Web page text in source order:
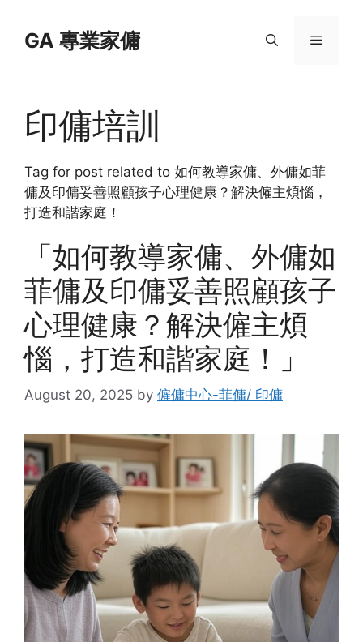
contentGA 專業家傭 Menu
印傭培訓
Tag for post related to 如何教導家傭、外傭如菲
傭及印傭妥善照顧孩子心理健康？解決僱主煩惱，
打造和諧家庭！
「如何教導家傭、外傭如
菲傭及印傭妥善照顧孩子
心理健康？解決僱主煩
惱，打造和諧家庭！」
August 20, 2025 by 僱傭中心-菲傭/ 印傭